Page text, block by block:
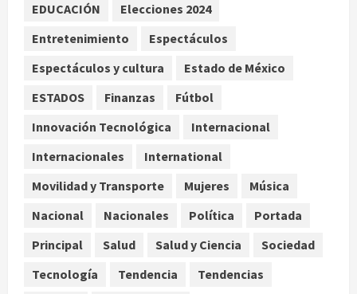
Fallece Jorge Messi, padre de
Lionel, a los 68 años en Rosario
4
Detienen a ‘El Pony’ con fusil M4,
drogas y arsenal en carretera de
agosto 9, 2026
Palacio de los Deportes con su tour
‘Hades: The Sacrifice’
EDUCACIÓN
Elecciones 2024
Entretenimiento
Espectáculos
Espectáculos y cultura
Estado de México
ESTADOS
Finanzas
Fútbol
Innovación Tecnológica
Internacional
Internacionales
International
Movilidad y Transporte
Mujeres
Música
Nacional
Nacionales Política
Portada
Principal
Salud Salud y Ciencia
Sociedad
Tecnología
Tendencia
Tendencias